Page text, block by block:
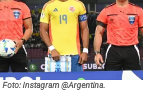
Foto: Instagram @Argentina.